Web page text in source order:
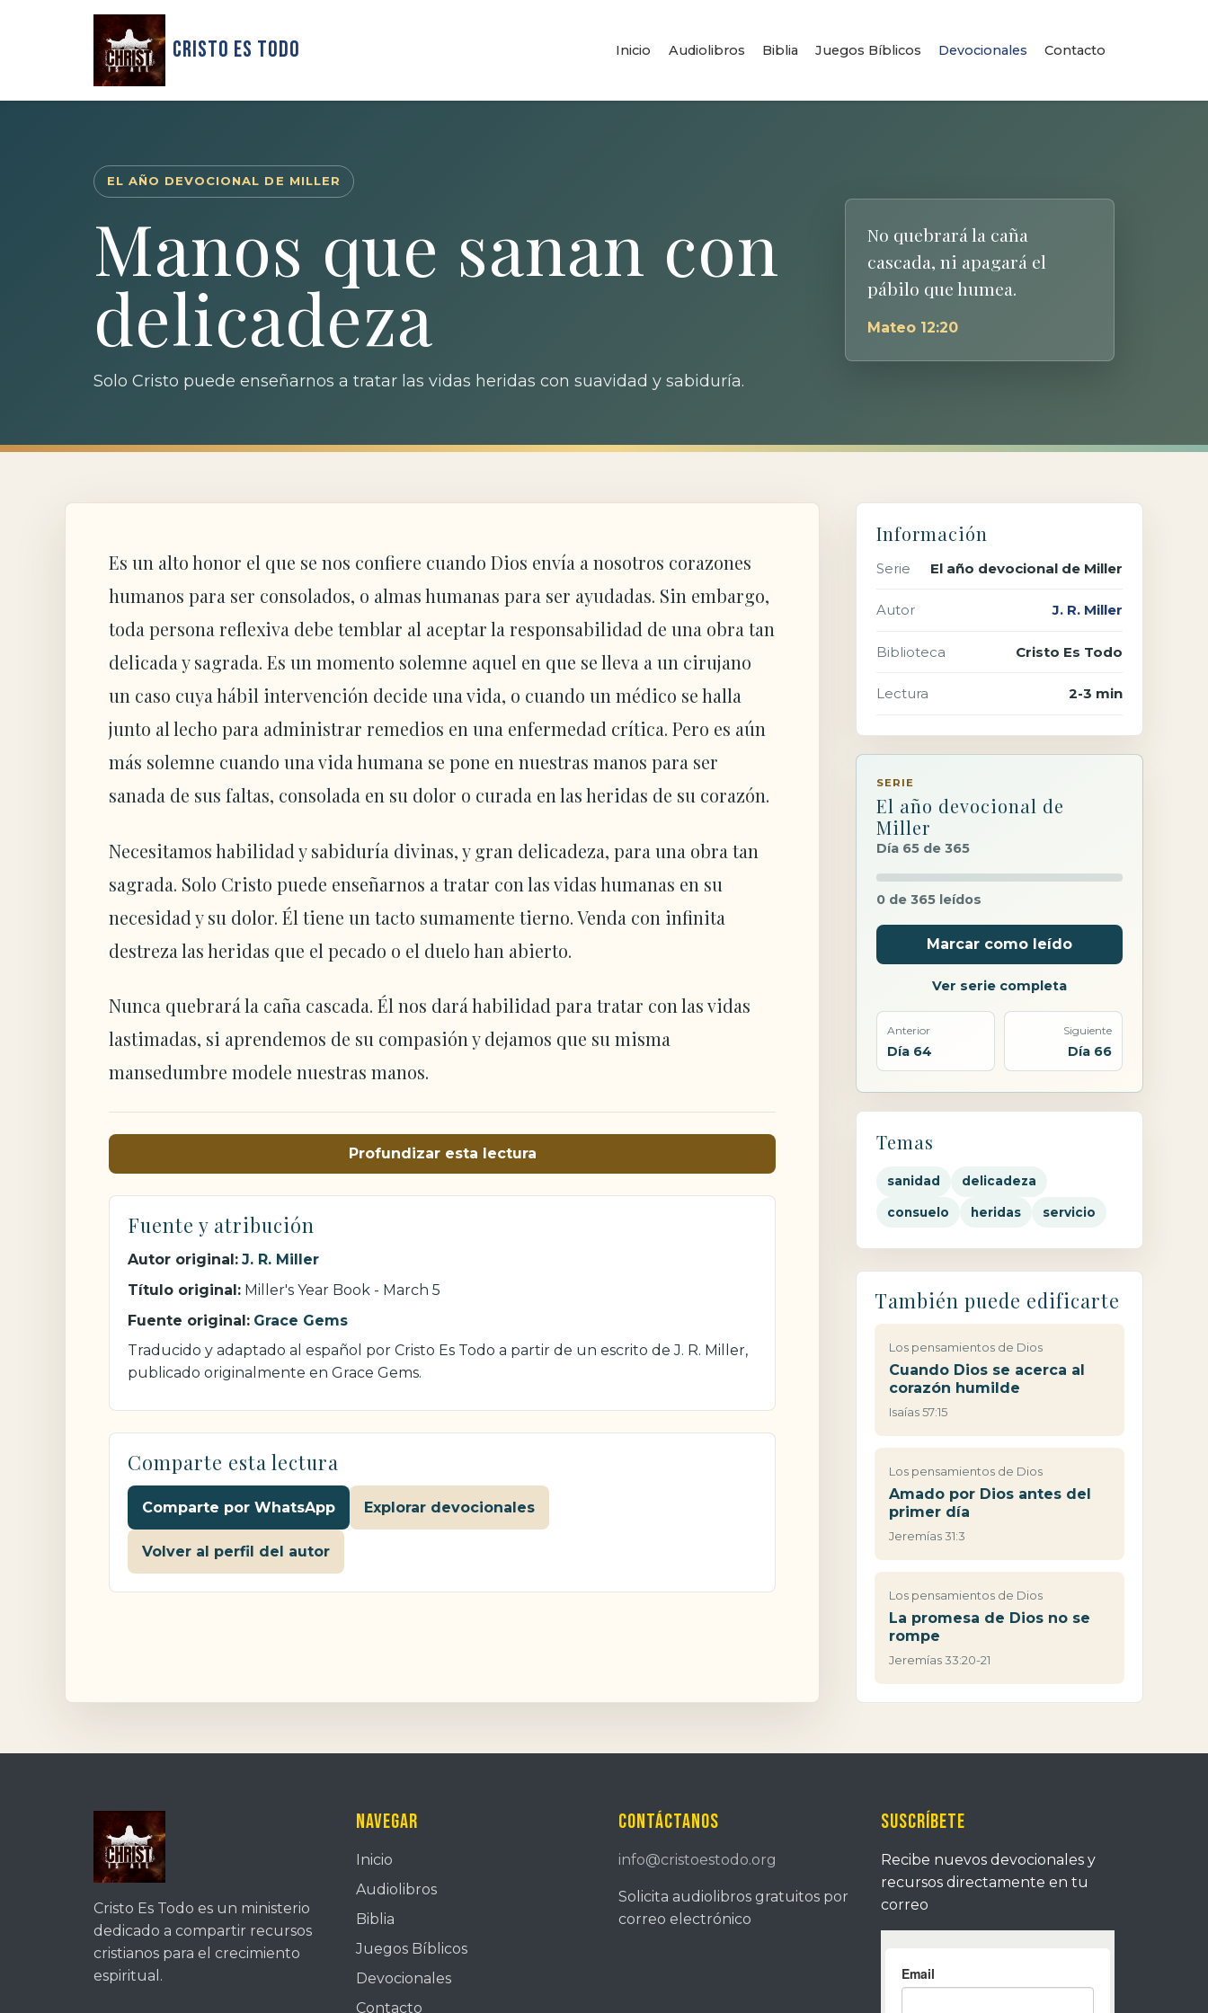
Cristo Es Todo Inicio Audiolibros Biblia Juegos Bíblicos Devocionales Contacto
EL AÑO DEVOCIONAL DE MILLER
Manos que sanan con
delicadeza
Solo Cristo puede enseñarnos a tratar las vidas heridas con suavidad y sabiduría.
No quebrará la caña
cascada, ni apagará el
pábilo que humea.
Mateo 12:20
Es un alto honor el que se nos confiere cuando Dios envía a nosotros corazones
humanos para ser consolados, o almas humanas para ser ayudadas. Sin embargo,
toda persona reflexiva debe temblar al aceptar la responsabilidad de una obra tan
delicada y sagrada. Es un momento solemne aquel en que se lleva a un cirujano
un caso cuya hábil intervención decide una vida, o cuando un médico se halla
junto al lecho para administrar remedios en una enfermedad crítica. Pero es aún
más solemne cuando una vida humana se pone en nuestras manos para ser
sanada de sus faltas, consolada en su dolor o curada en las heridas de su corazón.
Necesitamos habilidad y sabiduría divinas, y gran delicadeza, para una obra tan
sagrada. Solo Cristo puede enseñarnos a tratar con las vidas humanas en su
necesidad y su dolor. Él tiene un tacto sumamente tierno. Venda con infinita
destreza las heridas que el pecado o el duelo han abierto.
Nunca quebrará la caña cascada. Él nos dará habilidad para tratar con las vidas
lastimadas, si aprendemos de su compasión y dejamos que su misma
mansedumbre modele nuestras manos.
Profundizar esta lectura
Fuente y atribución
Autor original: J. R. Miller
Título original: Miller's Year Book - March 5
Fuente original: Grace Gems
Traducido y adaptado al español por Cristo Es Todo a partir de un escrito de J. R. Miller,
publicado originalmente en Grace Gems.
Comparte esta lectura
Comparte por WhatsApp Explorar devocionales
Volver al perfil del autor
Información
Serie El año devocional de Miller
Autor J. R. Miller
Biblioteca Cristo Es Todo
Lectura 2-3 min
SERIE
El año devocional de
Miller
Día 65 de 365
0 de 365 leídos
Marcar como leído
Ver serie completa
Anterior
Día 64
Siguiente
Día 66
Temas
sanidad delicadeza
consuelo heridas servicio
También puede edificarte
Los pensamientos de Dios
Cuando Dios se acerca al
corazón humilde
Isaías 57:15
Los pensamientos de Dios
Amado por Dios antes del
primer día
Jeremías 31:3
Los pensamientos de Dios
La promesa de Dios no se
rompe
Jeremías 33:20-21
Cristo Es Todo es un ministerio
dedicado a compartir recursos
cristianos para el crecimiento
espiritual.
Navegar
Inicio
Audiolibros
Biblia
Juegos Bíblicos
Devocionales
Contacto
Contáctanos
info@cristoestodo.org
Solicita audiolibros gratuitos por
correo electrónico
Suscríbete
Recibe nuevos devocionales y
recursos directamente en tu
correo